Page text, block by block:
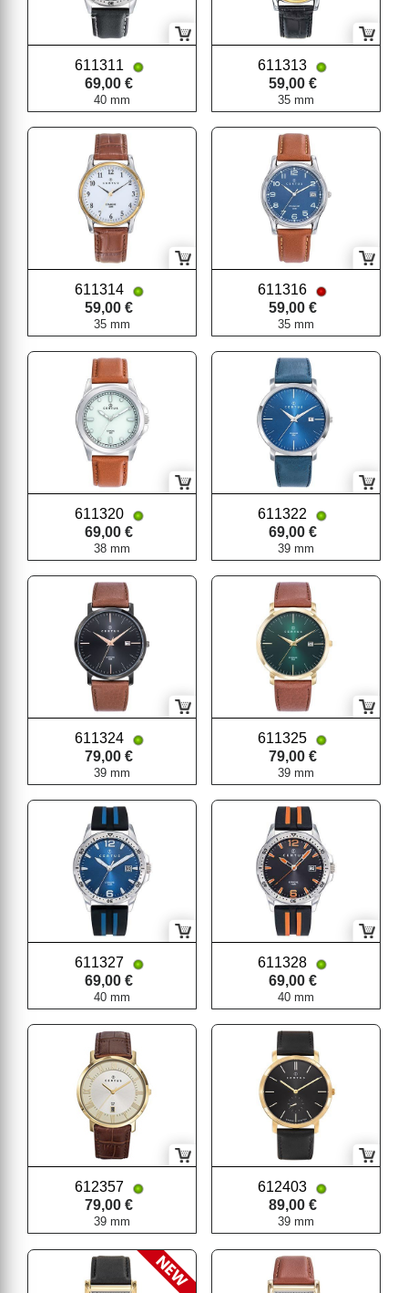
611311
69,00 €
40 mm
611313
59,00 €
35 mm
611314
59,00 €
35 mm
611316
59,00 €
35 mm
611320
69,00 €
38 mm
611322
69,00 €
39 mm
611324
79,00 €
39 mm
611325
79,00 €
39 mm
611327
69,00 €
40 mm
611328
69,00 €
40 mm
612357
79,00 €
39 mm
612403
89,00 €
39 mm